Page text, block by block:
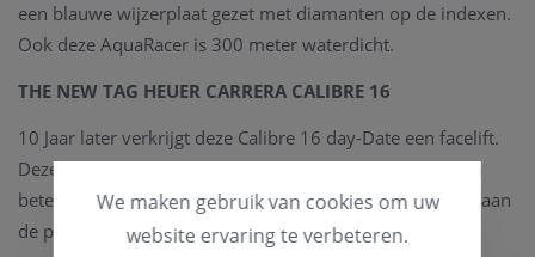
een blauwe wijzerplaat gezet met diamanten op de indexen.
Ook deze AquaRacer is 300 meter waterdicht.
THE NEW TAG HEUER CARRERA CALIBRE 16
10 Jaar later verkrijgt deze Calibre 16 day-Date een facelift.
Deze nieuwe Carrera is vervaardigt uit Titanium, wat een
beter krasbestendigheid meegeeft, en een lichter gevoel aan
de pols.
We maken gebruik van cookies om uw
website ervaring te verbeteren.